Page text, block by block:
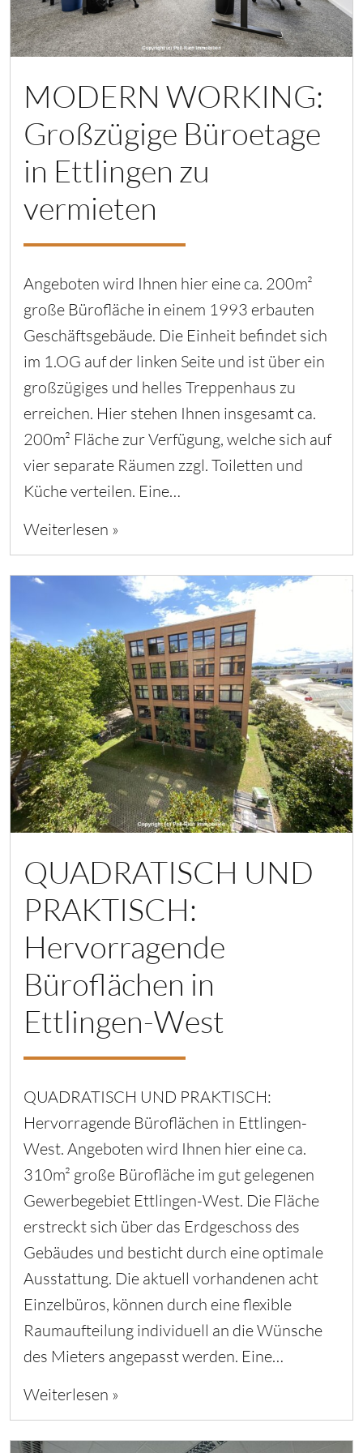
MODERN WORKING:
Großzügige Büroetage
in Ettlingen zu
vermieten
Angeboten wird Ihnen hier eine ca. 200m²
große Bürofläche in einem 1993 erbauten
Geschäftsgebäude. Die Einheit befindet sich
im 1.OG auf der linken Seite und ist über ein
großzügiges und helles Treppenhaus zu
erreichen. Hier stehen Ihnen insgesamt ca.
200m² Fläche zur Verfügung, welche sich auf
vier separate Räumen zzgl. Toiletten und
Küche verteilen. Eine…
Weiterlesen »
QUADRATISCH UND
PRAKTISCH:
Hervorragende
Büroflächen in
Ettlingen-West
QUADRATISCH UND PRAKTISCH:
Hervorragende Büroflächen in Ettlingen-
West. Angeboten wird Ihnen hier eine ca.
310m² große Bürofläche im gut gelegenen
Gewerbegebiet Ettlingen-West. Die Fläche
erstreckt sich über das Erdgeschoss des
Gebäudes und besticht durch eine optimale
Ausstattung. Die aktuell vorhandenen acht
Einzelbüros, können durch eine flexible
Raumaufteilung individuell an die Wünsche
des Mieters angepasst werden. Eine…
Weiterlesen »